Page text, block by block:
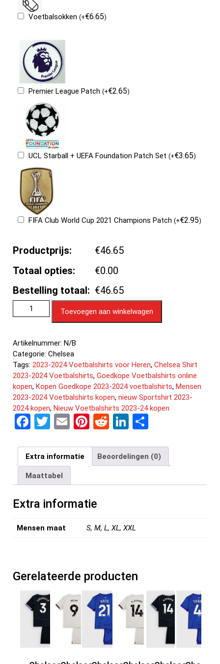
Voetbalsokken(+€6.65)
Premier League Patch(+€2.65)
UCL Starball + UEFA Foundation Patch Set(+€3.65)
FIFA Club World Cup 2021 Champions Patch(+€2.95)
Productprijs:
€46.65
Totaal opties:
€0.00
Bestelling totaal: €46.65
Toevoegen aan winkelwagen
Artikelnummer:N/B
Categorie:Chelsea
Tags:2023-2024 Voetbalshirts voor Heren,Chelsea Shirt
2023-2024 Voetbalshirts,Goedkope Voetbalshirts online
kopen,Kopen Goedkope 2023-2024 voetbalshirts,Mensen
2023-2024 Voetbalshirts kopen,nieuw Sportshirt 2023-
2024 kopen,Nieuw Voetbalshirts 2023-24 kopen
F
ce
b
o
o
k
T
tt
er
E
ail
Pi
er
es
t
R
d
di
t
Li
ke
dI
n
e
n
Extra informatie Beoordelingen (0)
Maattabel
Extra informatie
Mensen maat S, M, L, XL, XXL
Gerelateerde producten